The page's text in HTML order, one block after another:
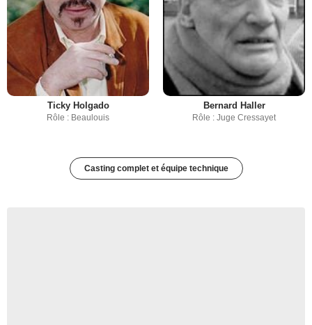
Ticky Holgado
Rôle : Beaulouis
Bernard Haller
Rôle : Juge Cressayet
Casting complet et équipe technique